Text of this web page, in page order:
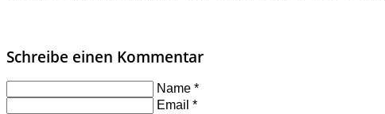
Schreibe einen Kommentar
Name *
Email *